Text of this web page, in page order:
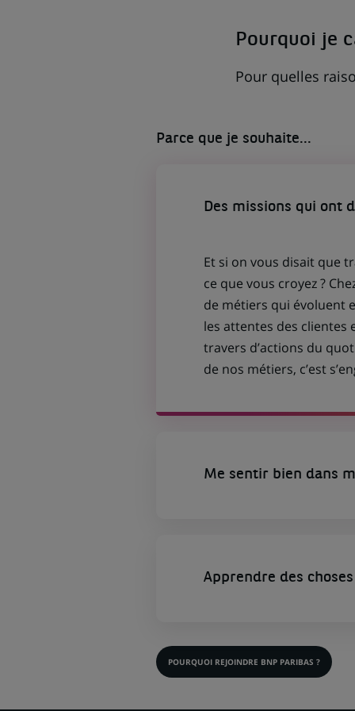
Pourquoi je
Pour quelles
Parce que je souhaite...
Des missions qui ont
Et si on vous disait que
ce que vous croyez ?
de métiers qui évoluent
les attentes des clientes
travers d’actions du
de nos métiers, c’est
Me sentir bien dans
Apprendre des
POURQUOI REJOINDRE BNP PARIBAS ?